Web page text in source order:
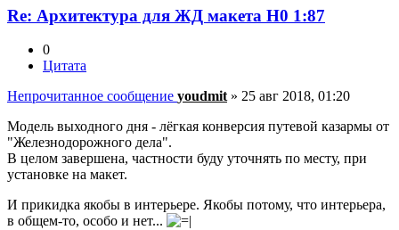
Re: Архитектура для ЖД макета Н0 1:87
0
Цитата
Непрочитанное сообщение youdmit » 25 авг 2018, 01:20
Модель выходного дня - лёгкая конверсия путевой казармы от
"Железнодорожного дела".
В целом завершена, частности буду уточнять по месту, при
установке на макет.
И прикидка якобы в интерьере. Якобы потому, что интерьера,
в общем-то, особо и нет...